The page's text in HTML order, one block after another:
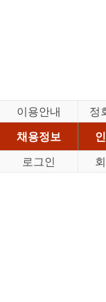
이용안내 정
채용정보
로그인